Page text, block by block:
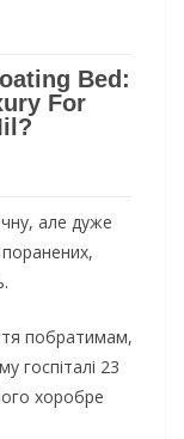
але дуже
побратимам,
госпіталі 23
хоробре